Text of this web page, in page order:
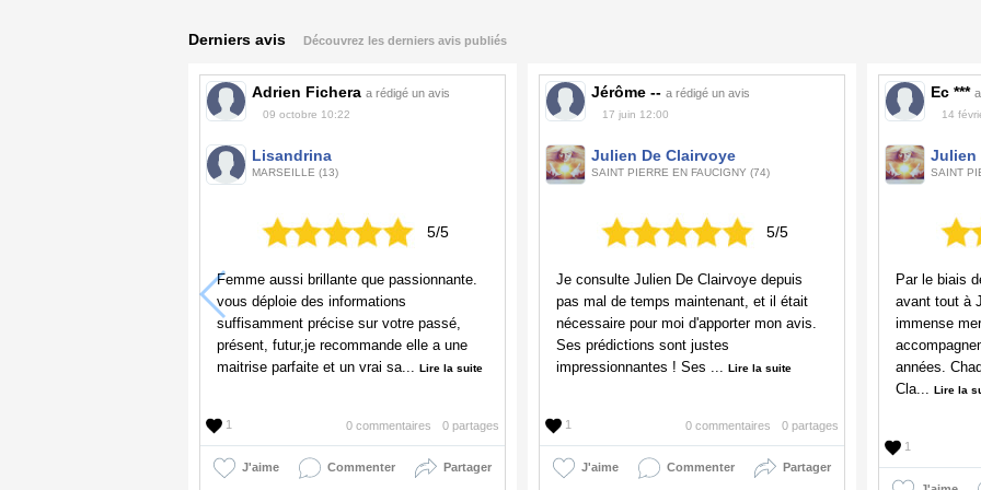
Derniers avis Découvrez les derniers avis publiés
Adrien Fichera a rédigé un avis
09 octobre 10:22
Lisandrina
MARSEILLE (13)
5/5
Femme aussi brillante que passionnante.
vous déploie des informations
suffisamment précise sur votre passé,
présent, futur,je recommande elle a une
maitrise parfaite et un vrai sa...
Lire la suite
1 0 partages
0 commentaires
J'aime Commenter Partager
Jérôme -- a rédigé un avis
17 juin 12:00
Julien De Clairvoye
SAINT PIERRE EN FAUCIGNY (74)
5/5
Je consulte Julien De Clairvoye depuis
pas mal de temps maintenant, et il était
nécessaire pour moi d'apporter mon avis.
Ses prédictions sont justes
impressionnantes ! Ses ...
Lire la suite
1 0 partages
0 commentaires
J'aime Commenter Partager
Ec ***
14
Julien
SAINT
Par le biais
avant tout à
immense
années.
Cla...
Lire la
1